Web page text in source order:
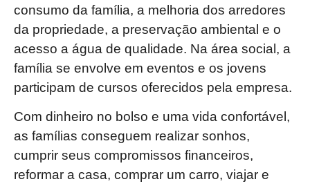
consumo da família, a melhoria dos arredores
da propriedade, a preservação ambiental e o
acesso a água de qualidade. Na área social, a
família se envolve em eventos e os jovens
participam de cursos oferecidos pela empresa.
Com dinheiro no bolso e uma vida confortável,
as famílias conseguem realizar sonhos,
cumprir seus compromissos financeiros,
reformar a casa, comprar um carro, viajar e